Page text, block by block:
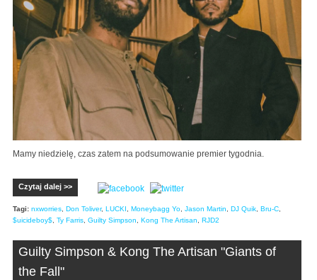
Mamy niedzielę, czas zatem na podsumowanie premier tygodnia.
Czytaj dalej >>
Tagi: nxworries Don Toliver, LUCKI Moneybagg Yo Jason Martin DJ Quik Bru-C
$uicideboy$ Ty Farris Guilty Simpson Kong The Artisan RJD2
Guilty Simpson & Kong The Artisan "Giants of
the Fall"